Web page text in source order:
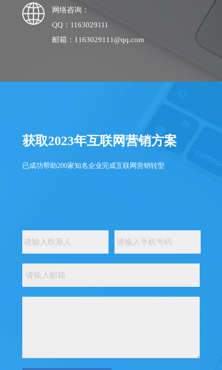
网络咨询：
QQ：1163029111
邮箱：1163029111@qq.com
获取2023年互联网营销方案
已成功帮助200家知名企业完成互联网营销转型